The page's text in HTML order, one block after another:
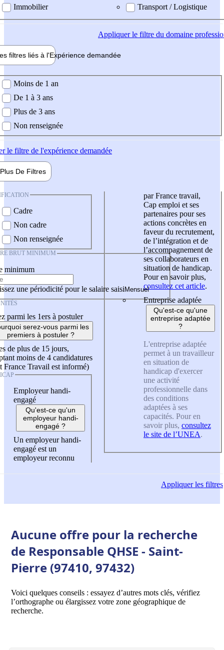
Immobilier
Transport / Logistique
Appliquerle filtre du domaine
filtres liés à l'Expérience demandée
demandée
Moins de 1 an
De 1 à 3 ans
Plus de 3 ans
Non renseignée
le filtre de l'expérience demandée
Plus De Filtres
Cadre
Non cadre
Non renseignée
BRUT MINIMUM
minimum
une périodicité pour le salaire saisi
parmi les 1ers à postuler
serez-vous parmi les
premiers à postuler ?
de plus de 15 jours,
moins de 4 candidatures
France Travail est informé)
Employeur handi-
engagé
Qu'est-ce qu'un
employeur handi-
engagé ?
Un employeur handi-
engagé est un
employeur reconnu
par France travail,
Cap emploi et ses
partenaires pour ses
actions concrètes en
faveur du recrutement,
de l’intégration et de
l’accompagnement de
ses collaborateurs en
situation de handicap.
Pour en savoir plus,
consultez cet article.
Entreprise adaptée
Qu'est-ce qu'une
entreprise adaptée
?
L'entreprise adaptée
permet à un travailleur
en situation de
handicap d'exercer
une activité
professionnelle dans
des conditions
adaptées à ses
capacités. Pour en
savoir plus, consultez
le site de l’UNEA.
Appliquerles filtres
Aucune offre pour la recherche
de Responsable QHSE - Saint-
Pierre (97410, 97432)
Voici quelques conseils : essayez d’autres mots clés, vérifiez
l’orthographe ou élargissez votre zone géographique de
recherche.